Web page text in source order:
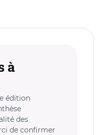
à
édition
des
de confirmer